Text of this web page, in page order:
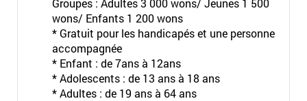
Groupes : Adultes 3 000 wons/ Jeunes 1 500
wons/ Enfants 1 200 wons
* Gratuit pour les handicapés et une personne
accompagnée
* Enfant : de 7ans à 12ans
* Adolescents : de 13 ans à 18 ans
* Adultes : de 19 ans à 64 ans